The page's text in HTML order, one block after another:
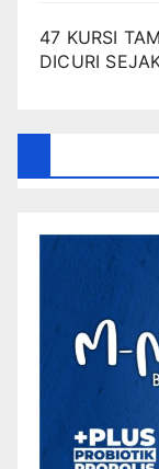
47 KURSI
DICURI